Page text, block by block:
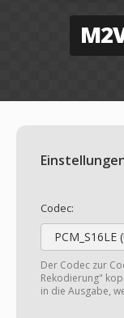
Codec:
Der Codec zur
Rekodierung"
in die Ausgabe,